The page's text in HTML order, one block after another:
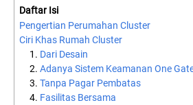
Daftar Isi
Pengertian Perumahan Cluster
Ciri Khas Rumah Cluster
Dari Desain
Adanya Sistem Keamanan One
Tanpa Pagar Pembatas
Fasilitas Bersama